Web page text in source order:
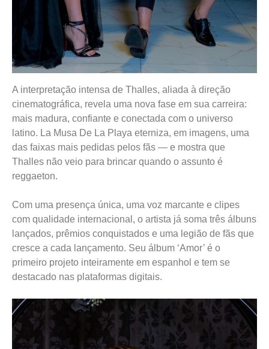
A interpretação intensa de Thalles, aliada à direção
cinematográfica, revela uma nova fase em sua carreira:
mais madura, confiante e conectada com o universo
latino. La Musa De La Playa eterniza, em imagens, uma
das faixas mais pedidas pelos fãs — e mostra que
Thalles não veio para brincar quando o assunto é
reggaeton.
Com uma presença única, uma voz marcante e clipes
com qualidade internacional, o artista já soma três álbuns
lançados, prêmios conquistados e uma legião de fãs que
cresce a cada lançamento. Seu álbum ‘Amor’ é o
primeiro projeto inteiramente em espanhol e tem se
destacado nas plataformas digitais.